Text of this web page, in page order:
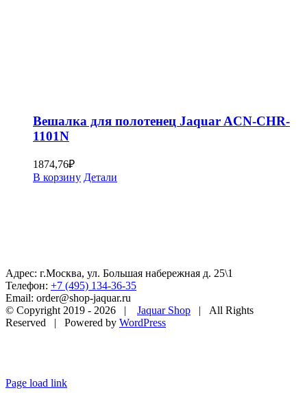
Вешалка для полотенец Jaquar ACN-CHR-
1101N
1874,76₽
В корзину Детали
Адрес: г.Москва, ул. Большая набережная д. 25\1
Телефон: +7 (495) 134-36-35
Email: order@shop-jaquar.ru
© Copyright 2019 - 2026 | Jaquar Shop | All Rights
Reserved | Powered by WordPress
Page load link